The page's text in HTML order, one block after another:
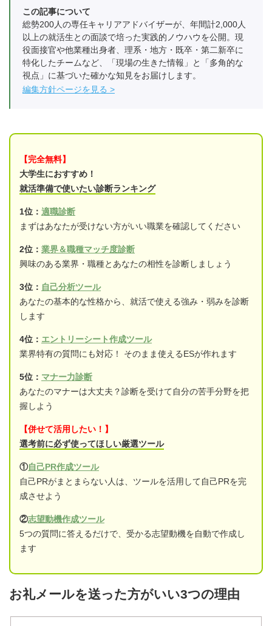
この記事について
総勢200人の専任キャリアアドバイザーが、年間計2,000人
以上の就活生との面談で培った実践的ノウハウを公開。現
役面接官や他業種出身者、理系・地方・既卒・第二新卒に
特化したチームなど、「現場の生きた情報」と「多角的な
視点」に基づいた確かな知見をお届けします。
編集方針ページを見る
【完全無料】
大学生におすすめ！
就活準備で使いたい診断ランキング
1位： 適職診断
まずはあなたが受けない方がいい職業を確認してください
2位： 業界＆職種マッチ度診断
興味のある業界・職種とあなたの相性を診断しましょう
3位： 自己分析ツール
あなたの基本的な性格から、就活で使える強み・弱みを診断
します
4位： エントリーシート作成ツール
業界特有の質問にも対応！ そのまま使えるESが作れます
5位： マナー力診断
あなたのマナーは大丈夫？診断を受けて自分の苦手分野を把
握しよう
【併せて活用したい！】
選考前に必ず使ってほしい厳選ツール
①自己PR作成ツール
自己PRがまとまらない人は、ツールを活用して自己PRを完
成させよう
②志望動機作成ツール
5つの質問に答えるだけで、受かる志望動機を自動で作成し
ます
お礼メールを送った方がいい3つの理由